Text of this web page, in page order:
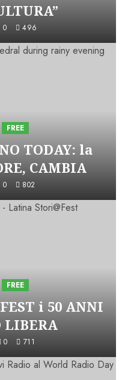
0 496
FREE
TODAY: la
CAMBIA
0 802
FREE
i 50 ANNI
LIBERA
0 711